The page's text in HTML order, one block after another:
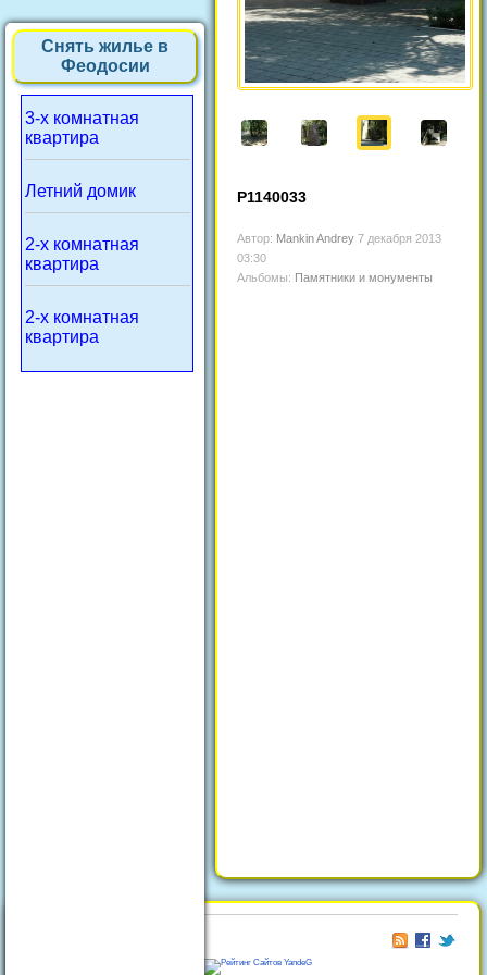
Снять жилье в
Феодосии
3-х комнатная
квартира
Летний домик
2-х комнатная
квартира
2-х комнатная
квартира
P1140033
Автор: Mankin Andrey 7 декабря 2013
03:30
Альбомы: Памятники и монументы